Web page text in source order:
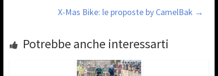
X-Mas Bike: le proposte by CamelBak →
Potrebbe anche interessarti